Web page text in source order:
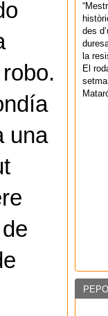
una
des
la
El